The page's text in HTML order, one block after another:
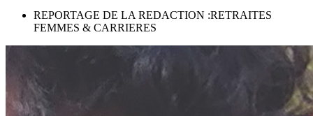
REPORTAGE DE LA REDACTION :RETRAITES
FEMMES & CARRIERES